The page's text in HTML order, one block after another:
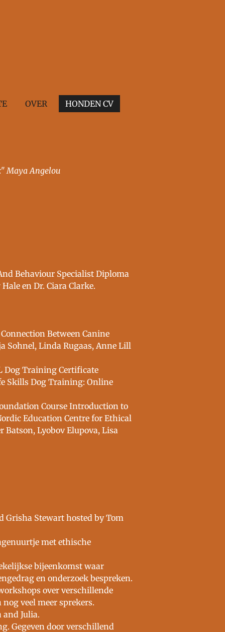
OVER HONDEN CV
Maya Angelou
Behaviour Specialist Diploma
en Dr. Ciara Clarke.
Between Canine
Sohnel, Linda Rugaas, Anne Lill
Dog Training Certificate
Skills Dog Training: Online
Course Introduction to
Education Centre for Ethical
Batson, Lyobov Elupova, Lisa
Grisha Stewart hosted by Tom
met ethische
bijeenkomst waar
en onderzoek bespreken.
over verschillende
veel meer sprekers.
Julia.
Gegeven door verschillend